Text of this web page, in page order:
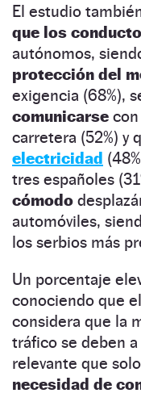
El estudio
que los
autónomos,
protección del
exigencia (68%),
comunicarse
carretera (52%) y
electricidad
tres españoles
cómodo
automóviles,
los serbios más
Un porcentaje
conociendo que
considera que la
tráfico se deben a
relevante que
necesidad de